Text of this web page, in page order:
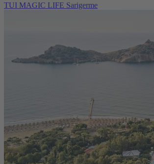
TUI MAGIC LIFE Sarigerme